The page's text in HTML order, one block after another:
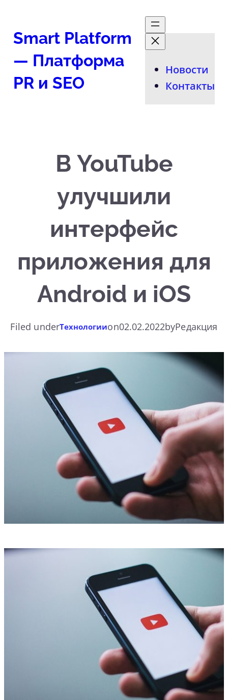
содержимому
Smart Platform
— Платформа
PR и SEO
Новости
Контакты
В YouTube
улучшили
интерфейс
приложения для
Android и iOS
Filed underТехнологииon02.02.2022byРедакция